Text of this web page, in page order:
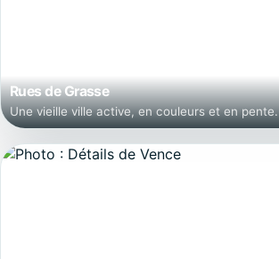
Rues de Grasse
Une vieille ville active, en couleurs et en pente.